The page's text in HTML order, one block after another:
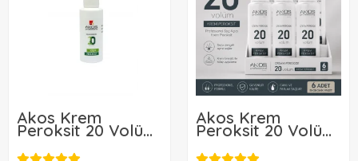
Akos Krem
Peroksit 20 Volüm
%6 60ML
Akos Krem
Peroksit 20 Volüm
%6 60ML-10 Adet